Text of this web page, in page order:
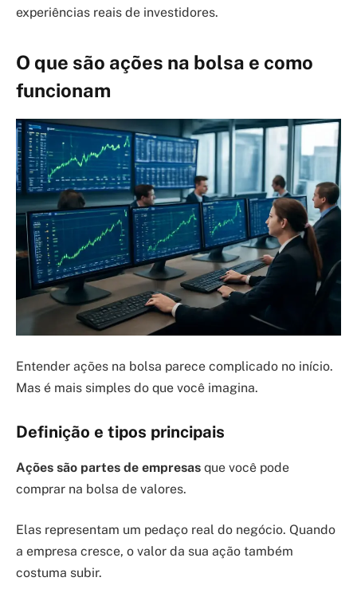
experiências reais de investidores.
O que são ações na bolsa e como
funcionam
Entender ações na bolsa parece complicado no início.
Mas é mais simples do que você imagina.
Definição e tipos principais
Ações são partes de empresas que você pode
comprar na bolsa de valores.
Elas representam um pedaço real do negócio. Quando
a empresa cresce, o valor da sua ação também
costuma subir.